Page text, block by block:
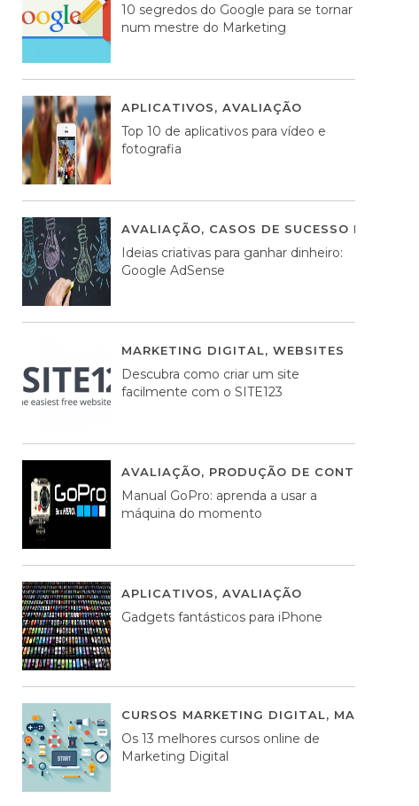
10 segredos do Google para se tornar
num mestre do Marketing
APLICATIVOS, AVALIAÇÃO
Top 10 de aplicativos para vídeo e
fotografia
AVALIAÇÃO, CASOS DE SUCESSO DE
Ideias criativas para ganhar dinheiro:
Google AdSense
MARKETING DIGITAL, WEBSITES
Descubra como criar um site
facilmente com o SITE123
AVALIAÇÃO, PRODUÇÃO DE CONTEÚDOS
Manual GoPro: aprenda a usar a
máquina do momento
APLICATIVOS, AVALIAÇÃO
Gadgets fantásticos para iPhone
CURSOS MARKETING DIGITAL,
Os 13 melhores cursos online de
Marketing Digital